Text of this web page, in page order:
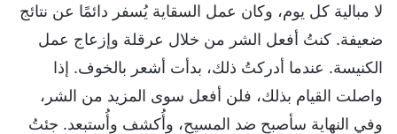
لا مبالية كل يوم، وكان عمل السقاية يُسفر دائمًا عن نتائج
ضعيفة. كنتُ أفعل الشر من خلال عرقلة وإزعاج عمل
الكنيسة. عندما أدركتُ ذلك، بدأت أشعر بالخوف. إذا
واصلت القيام بذلك، فلن أفعل سوى المزيد من الشر،
وفي النهاية سأصبح ضد المسيح، وأُكشف وأُستبعد. جئتُ